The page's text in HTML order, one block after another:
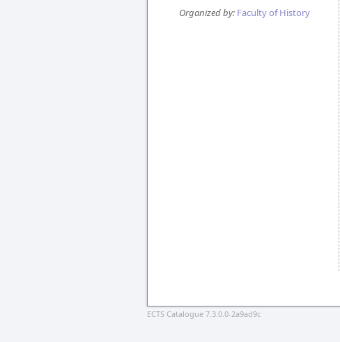
Organized by: Faculty of History
ECTS Catalogue 7.3.0.0-2a9ad9c